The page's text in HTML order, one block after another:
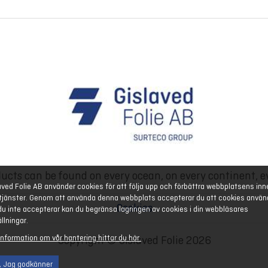
Folie AB använder cookies för att följa upp och förbättra webbplatsens
Genom att använda denna webbplats accepterar du att cookies
inte accepterar kan du begränsa lagringen av cookies i din webbläsares
om vår hantering hittar du här.
Jag godkänner
can be found on every ocean, on every continent,
Cookies
Copyright © Gislaved Folie 2026